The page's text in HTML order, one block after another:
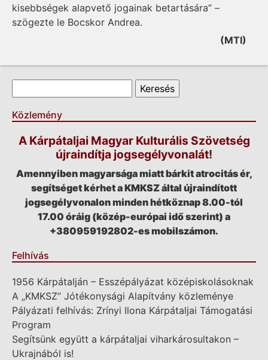
kisebbségek alapvető jogainak betartására” –
szögezte le Bocskor Andrea.
(MTI)
Keresés űrlap
Közlemény
A Kárpátaljai Magyar Kulturális Szövetség
újraindítja jogsegélyvonalát!
Amennyiben magyarsága miatt bárkit atrocitás ér,
segítséget kérhet a KMKSZ által újraindított
jogsegélyvonalon minden hétköznap 8.00-tól
17.00 óráig (közép-európai idő szerint) a
+380959192802-es mobilszámon.
Felhívás
1956 Kárpátalján – Esszépályázat középiskolásoknak
A „KMKSZ” Jótékonysági Alapítvány közleménye
Pályázati felhívás: Zrínyi Ilona Kárpátaljai Támogatási
Program
Segítsünk együtt a kárpátaljai viharkárosultakon –
Ukrajnából is!